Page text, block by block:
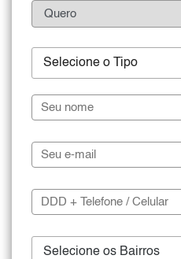
Selecione o Tipo
Selecione os Bairros